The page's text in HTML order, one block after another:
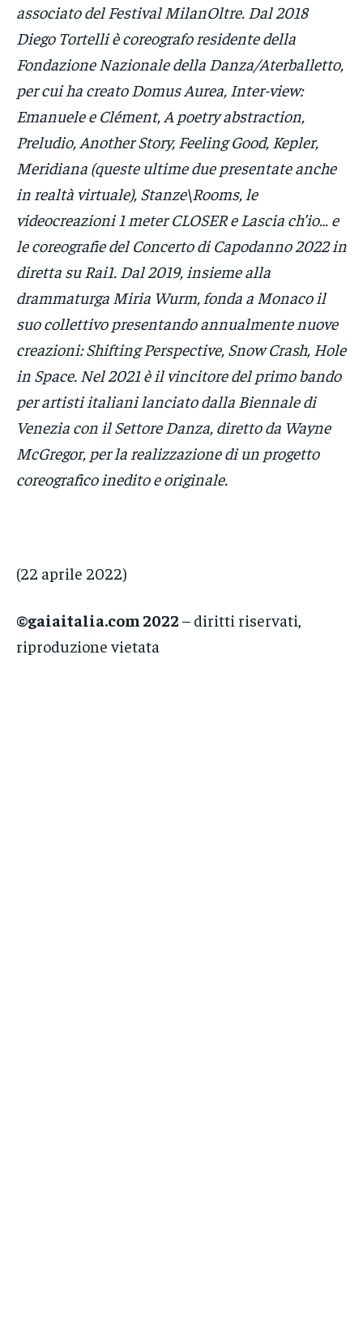
associato del Festival MilanOltre. Dal 2018
Diego Tortelli è coreografo residente della
Fondazione Nazionale della Danza/Aterballetto,
per cui ha creato Domus Aurea, Inter-view:
Emanuele e Clément, A poetry abstraction,
Preludio, Another Story, Feeling Good, Kepler,
Meridiana (queste ultime due presentate anche
in realtà virtuale), Stanze\Rooms, le
videocreazioni 1 meter CLOSER e Lascia ch’io… e
le coreografie del Concerto di Capodanno 2022 in
diretta su Rai1. Dal 2019, insieme alla
drammaturga Miria Wurm, fonda a Monaco il
suo collettivo presentando annualmente nuove
creazioni: Shifting Perspective, Snow Crash, Hole
in Space. Nel 2021 è il vincitore del primo bando
per artisti italiani lanciato dalla Biennale di
Venezia con il Settore Danza, diretto da Wayne
McGregor, per la realizzazione di un progetto
coreografico inedito e originale.
(22 aprile 2022)
©gaiaitalia.com 2022 – diritti riservati,
riproduzione vietata